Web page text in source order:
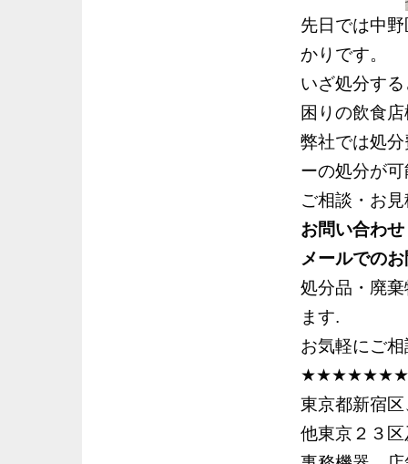
先日では中
かりです。
いざ処分す
困りの飲食
弊社では処
ーの処分が
ご相談・お
お問い合わ
メールでの
処分品・廃
ます.
お気軽にご
東京都新宿
他東京２３